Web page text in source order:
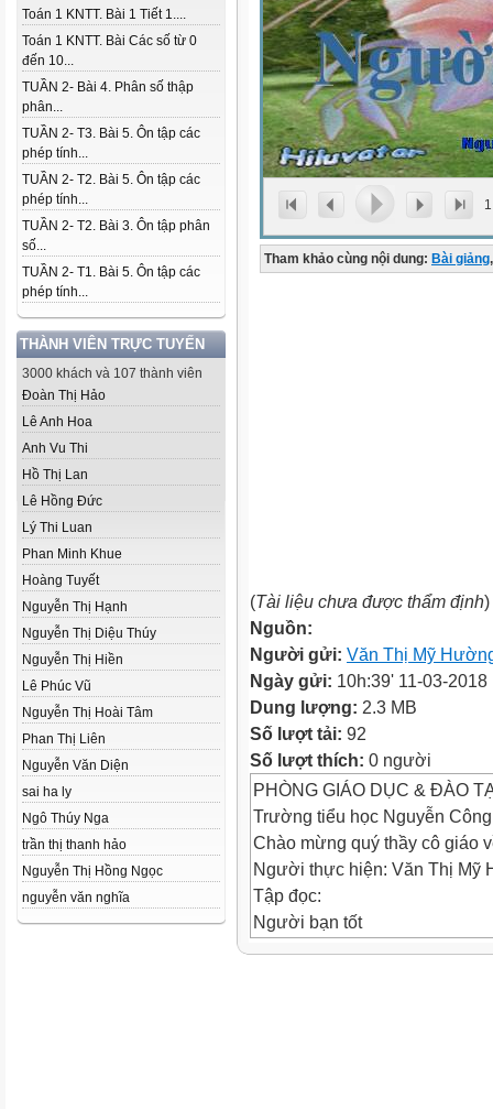
Toán 1 KNTT. Bài 1 Tiết 1....
Toán 1 KNTT. Bài Các số từ 0
đến 10...
TUẦN 2- Bài 4. Phân số thập
phân...
TUẦN 2- T3. Bài 5. Ôn tập các
phép tính...
TUẦN 2- T2. Bài 5. Ôn tập các
phép tính...
TUẦN 2- T2. Bài 3. Ôn tập phân
số...
TUẦN 2- T1. Bài 5. Ôn tập các
phép tính...
THÀNH VIÊN TRỰC TUYẾN
3000 khách và 107 thành viên
Đoàn Thị Hảo
Lê Anh Hoa
Anh Vu Thi
Hồ Thị Lan
Lê Hồng Đức
Lý Thi Luan
Phan Minh Khue
Hoàng Tuyết
Nguyễn Thị Hạnh
Nguyễn Thị Diệu Thúy
Nguyễn Thị Hiền
Lê Phúc Vũ
Nguyễn Thị Hoài Tâm
Phan Thị Liên
Nguyễn Văn Diện
sai ha ly
Ngô Thúy Nga
trần thị thanh hảo
Nguyễn Thị Hồng Ngọc
nguyễn văn nghĩa
1
Tham khảo cùng nội dung: Bài giảng,
(Tài liệu chưa được thẩm định)
Nguồn:
Người gửi: Văn Thị Mỹ
Ngày gửi: 10h:39' 11-03-2018
Dung lượng: 2.3 MB
Số lượt tải: 92
Số lượt thích: 0 người
PHÒNG GIÁO DỤC & ĐÀO
Trường tiểu học Nguyễn
Chào mừng quý thầy cô giáo
Người thực hiện: Văn Thị Mỹ
Tập đọc:
Người bạn tốt